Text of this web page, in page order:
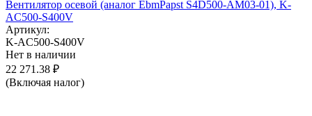
Вентилятор осевой (аналог EbmPapst S4D500-AM03-01), K-
AC500-S400V
Артикул:
K-AC500-S400V
Нет в наличии
22 271.38 ₽
(Включая налог)